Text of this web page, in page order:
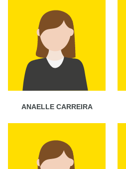
ANAELLE CARREIRA